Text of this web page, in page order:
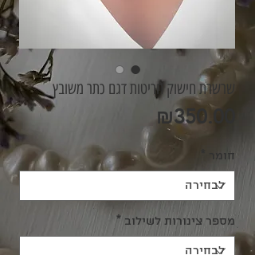
שרשרת חישוק חריטות דגם כתר משובץ
₪350.00מחיר
חומר
מספר צינורות לשילוב *